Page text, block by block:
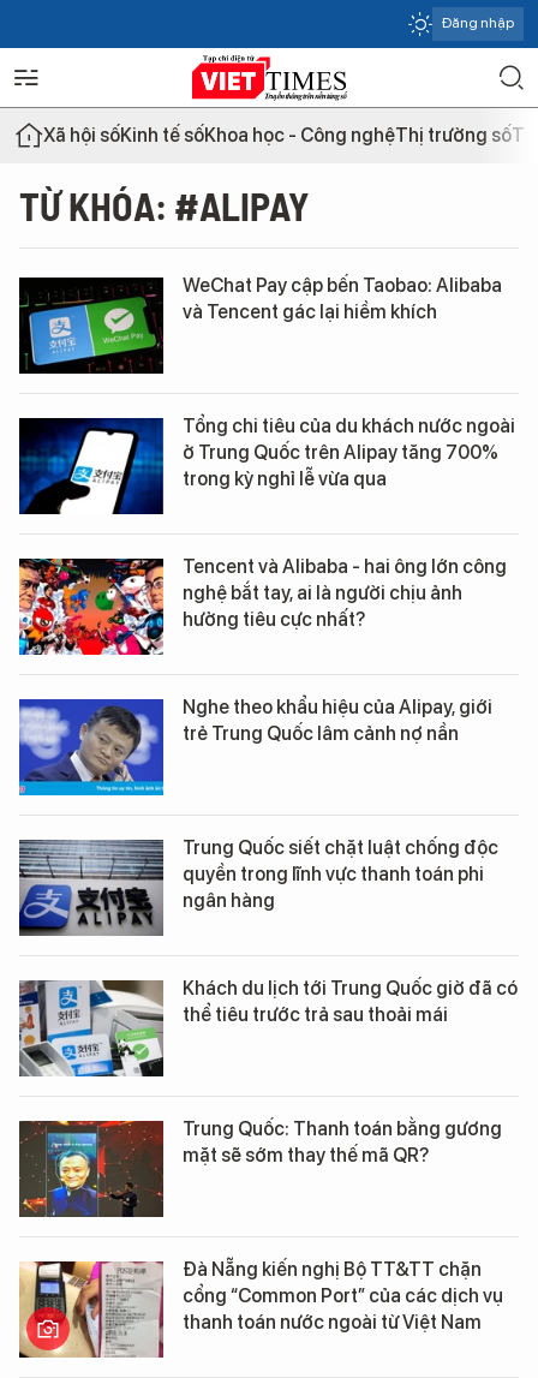
Đăng nhập
Xã hội sốKinh tế sốKhoa học - Công nghệThị trường số
TỪ KHÓA: #ALIPAY
WeChat Pay cập bến Taobao: Alibaba
và Tencent gác lại hiềm khích
Tổng chi tiêu của du khách nước ngoài
ở Trung Quốc trên Alipay tăng 700%
trong kỳ nghỉ lễ vừa qua
Tencent và Alibaba - hai ông lớn công
nghệ bắt tay, ai là người chịu ảnh
hưởng tiêu cực nhất?
Nghe theo khẩu hiệu của Alipay, giới
trẻ Trung Quốc lâm cảnh nợ nần
Trung Quốc siết chặt luật chống độc
quyền trong lĩnh vực thanh toán phi
ngân hàng
Khách du lịch tới Trung Quốc giờ đã có
thể tiêu trước trả sau thoải mái
Trung Quốc: Thanh toán bằng gương
mặt sẽ sớm thay thế mã QR?
Đà Nẵng kiến nghị Bộ TT&TT chặn
cổng “Common Port” của các dịch vụ
thanh toán nước ngoài từ Việt Nam